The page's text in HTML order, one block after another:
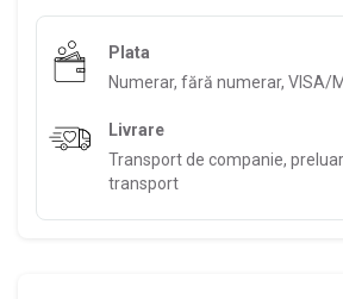
Plata
Numerar, fără numerar, VISA/
Livrare
Transport de companie,
transport